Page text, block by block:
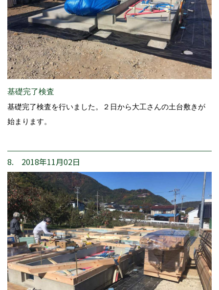
基礎完了検査
基礎完了検査を行いました。２日から大工さんの土台敷きが
始まります。
8. 2018年11月02日